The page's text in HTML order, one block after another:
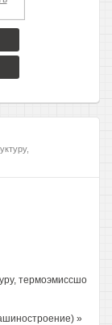
термоэмиссшо
»